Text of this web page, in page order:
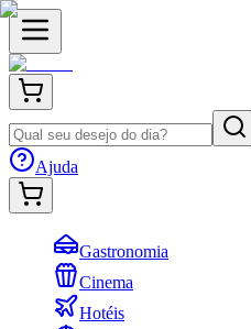
Ajuda
Gastronomia
Cinema
Hotéis